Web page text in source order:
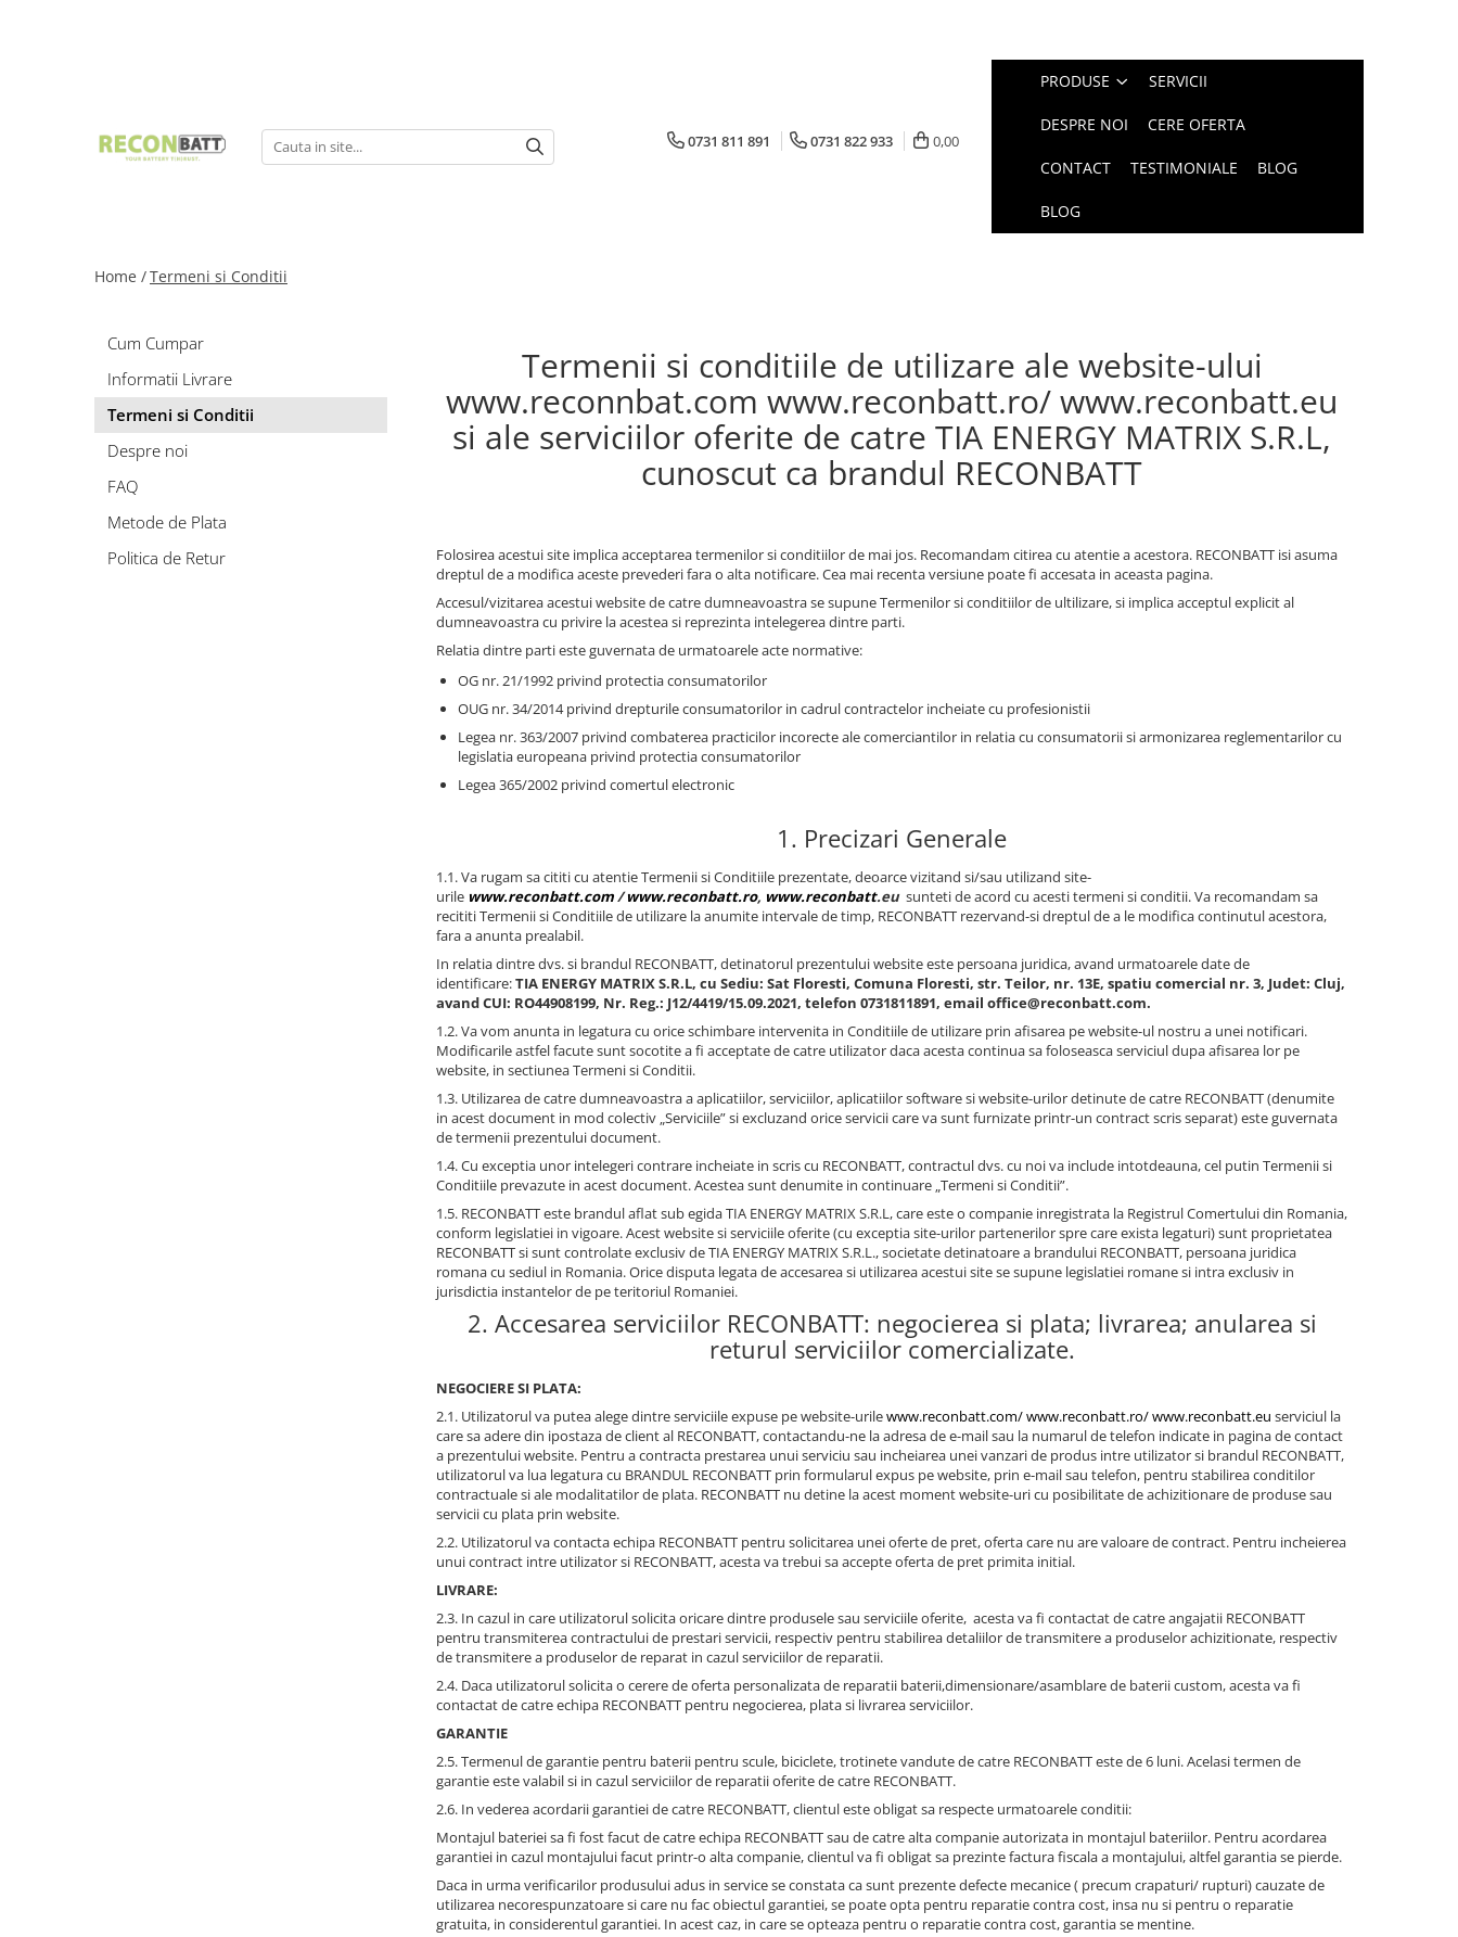
Baterie bicicleta/ trotineta electrica
Baterie masinute
Accesorii acumulatori
Suporti celule cilindrice Li-Ion
0731 811 891 0731 822 933 0,00
PRODUSE SERVICII
DESPRE NOI CERE OFERTA
CONTACT TESTIMONIALE BLOG
BLOG
Home /Termeni si Conditii
Termenii si conditiile de utilizare ale website-ului
www.reconnbat.com www.reconbatt.ro/ www.reconbatt.eu
si ale serviciilor oferite de catre TIA ENERGY MATRIX S.R.L,
cunoscut ca brandul RECONBATT
Folosirea acestui site implica acceptarea termenilor si conditiilor de mai jos. Recomandam citirea cu atentie a acestora. RECONBATT isi asuma
dreptul de a modifica aceste prevederi fara o alta notificare. Cea mai recenta versiune poate fi accesata in aceasta pagina.
Accesul/vizitarea acestui website de catre dumneavoastra se supune Termenilor si conditiilor de ultilizare, si implica acceptul explicit al
dumneavoastra cu privire la acestea si reprezinta intelegerea dintre parti.
Relatia dintre parti este guvernata de urmatoarele acte normative:
OG nr. 21/1992 privind protectia consumatorilor
OUG nr. 34/2014 privind drepturile consumatorilor in cadrul contractelor incheiate cu profesionistii
Legea nr. 363/2007 privind combaterea practicilor incorecte ale comerciantilor in relatia cu consumatorii si armonizarea reglementarilor cu
legislatia europeana privind protectia consumatorilor
Legea 365/2002 privind comertul electronic
1. Precizari Generale
1.1. Va rugam sa cititi cu atentie Termenii si Conditiile prezentate, deoarce vizitand si/sau utilizand site-
urile www.reconbatt.com/www.reconbatt.ro, www.reconbatt.eu sunteti de acord cu acesti termeni si conditii. Va recomandam sa
recititi Termenii si Conditiile de utilizare la anumite intervale de timp, RECONBATT rezervand-si dreptul de a le modifica continutul acestora,
fara a anunta prealabil.
In relatia dintre dvs. si brandul RECONBATT, detinatorul prezentului website este persoana juridica, avand urmatoarele date de
identificare:TIA ENERGY MATRIX S.R.L, cu Sediu: Sat Floresti, Comuna Floresti, str. Teilor, nr. 13E, spatiu comercial nr. 3, Judet: Cluj,
avand CUI: RO44908199, Nr. Reg.: J12/4419/15.09.2021, telefon 0731811891, email office@reconbatt.com.
1.2. Va vom anunta in legatura cu orice schimbare intervenita in Conditiile de utilizare prin afisarea pe website-ul nostru a unei notificari.
Modificarile astfel facute sunt socotite a fi acceptate de catre utilizator daca acesta continua sa foloseasca serviciul dupa afisarea lor pe
website, in sectiunea Termeni si Conditii.
1.3. Utilizarea de catre dumneavoastra a aplicatiilor, serviciilor, aplicatiilor software si website-urilor detinute de catre RECONBATT (denumite
in acest document in mod colectiv „Serviciile” si excluzand orice servicii care va sunt furnizate printr-un contract scris separat) este guvernata
de termenii prezentului document.
1.4. Cu exceptia unor intelegeri contrare incheiate in scris cu RECONBATT, contractul dvs. cu noi va include intotdeauna, cel putin Termenii si
Conditiile prevazute in acest document. Acestea sunt denumite in continuare „Termeni si Conditii”.
1.5. RECONBATT este brandul aflat sub egida TIA ENERGY MATRIX S.R.L, care este o companie inregistrata la Registrul Comertului din Romania,
conform legislatiei in vigoare. Acest website si serviciile oferite (cu exceptia site-urilor partenerilor spre care exista legaturi) sunt proprietatea
RECONBATT si sunt controlate exclusiv de TIA ENERGY MATRIX S.R.L., societate detinatoare a brandului RECONBATT, persoana juridica
romana cu sediul in Romania. Orice disputa legata de accesarea si utilizarea acestui site se supune legislatiei romane si intra exclusiv in
jurisdictia instantelor de pe teritoriul Romaniei.
2. Accesarea serviciilor RECONBATT: negocierea si plata; livrarea; anularea si
returul serviciilor comercializate.
NEGOCIERE SI PLATA:
2.1. Utilizatorul va putea alege dintre serviciile expuse pe website-urilewww.reconbatt.com/www.reconbatt.ro/www.reconbatt.eu serviciul la
care sa adere din ipostaza de client al RECONBATT, contactandu-ne la adresa de e-mail sau la numarul de telefon indicate in pagina de contact
a prezentului website. Pentru a contracta prestarea unui serviciu sau incheiarea unei vanzari de produs intre utilizator si brandul RECONBATT,
utilizatorul va lua legatura cu BRANDUL RECONBATT prin formularul expus pe website, prin e-mail sau telefon, pentru stabilirea conditilor
contractuale si ale modalitatilor de plata. RECONBATT nu detine la acest moment website-uri cu posibilitate de achizitionare de produse sau
servicii cu plata prin website.
2.2. Utilizatorul va contacta echipa RECONBATT pentru solicitarea unei oferte de pret, oferta care nu are valoare de contract. Pentru incheierea
unui contract intre utilizator si RECONBATT, acesta va trebui sa accepte oferta de pret primita initial.
LIVRARE:
2.3. In cazul in care utilizatorul solicita oricare dintre produsele sau serviciile oferite, acesta va fi contactat de catre angajatii RECONBATT
pentru transmiterea contractului de prestari servicii, respectiv pentru stabilirea detaliilor de transmitere a produselor achizitionate, respectiv
de transmitere a produselor de reparat in cazul serviciilor de reparatii.
2.4. Daca utilizatorul solicita o cerere de oferta personalizata de reparatii baterii,dimensionare/asamblare de baterii custom, acesta va fi
contactat de catre echipa RECONBATT pentru negocierea, plata si livrarea serviciilor.
GARANTIE
2.5. Termenul de garantie pentru baterii pentru scule, biciclete, trotinete vandute de catre RECONBATT este de 6 luni. Acelasi termen de
garantie este valabil si in cazul serviciilor de reparatii oferite de catre RECONBATT.
2.6. In vederea acordarii garantiei de catre RECONBATT, clientul este obligat sa respecte urmatoarele conditii:
Montajul bateriei sa fi fost facut de catre echipa RECONBATT sau de catre alta companie autorizata in montajul bateriilor. Pentru acordarea
garantiei in cazul montajului facut printr-o alta companie, clientul va fi obligat sa prezinte factura fiscala a montajului, altfel garantia se pierde.
Daca in urma verificarilor produsului adus in service se constata ca sunt prezente defecte mecanice ( precum crapaturi/ rupturi) cauzate de
utilizarea necorespunzatoare si care nu fac obiectul garantiei, se poate opta pentru reparatie contra cost, insa nu si pentru o reparatie
gratuita, in considerentul garantiei. In acest caz, in care se opteaza pentru o reparatie contra cost, garantia se mentine.
Cum Cumpar
Informatii Livrare
Termeni si Conditii
Despre noi
FAQ
Metode de Plata
Politica de Retur